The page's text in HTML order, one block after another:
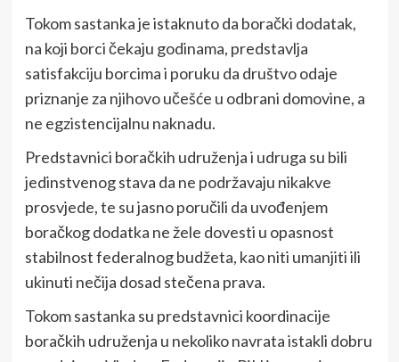
Tokom sastanka je istaknuto da borački dodatak,
na koji borci čekaju godinama, predstavlja
satisfakciju borcima i poruku da društvo odaje
priznanje za njihovo učešće u odbrani domovine, a
ne egzistencijalnu naknadu.
Predstavnici boračkih udruženja i udruga su bili
jedinstvenog stava da ne podržavaju nikakve
prosvjede, te su jasno poručili da uvođenjem
boračkog dodatka ne žele dovesti u opasnost
stabilnost federalnog budžeta, kao niti umanjiti ili
ukinuti nečija dosad stečena prava.
Tokom sastanka su predstavnici koordinacije
boračkih udruženja u nekoliko navrata istakli dobru